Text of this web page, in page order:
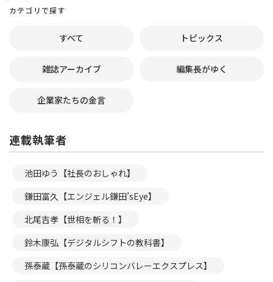
カテゴリで探す
すべて トピックス
雑誌アーカイブ 編集長がゆく
企業家たちの金言
連載執筆者
池田ゆう【社長のおしゃれ】
鎌田富久【エンジェル鎌田’sEye】
北尾吉孝【世相を斬る！】
鈴木康弘【デジタルシフトの教科書】
孫泰蔵【孫泰蔵のシリコンバレーエクスプレス】